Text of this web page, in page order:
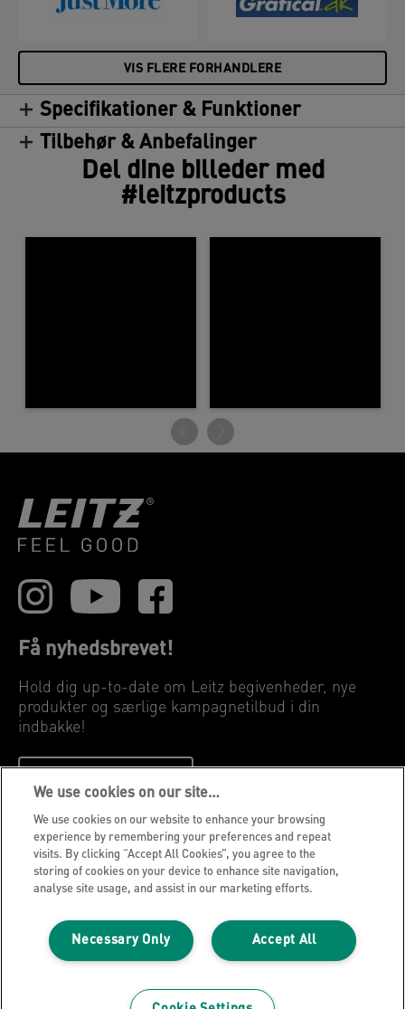
VIS FLERE FORHANDLERE
Specifikationer & Funktioner
Tilbehør & Anbefalinger
Del dine billeder med
#leitzproducts
Få nyhedsbrevet!
Hold dig up-to-date om Leitz begivenheder, nye
produkter og særlige kampagnetilbud i din
indbakke!
Privatlivspolitik
Cookies
Juridisk meddelelse
Aftryk
Administrer mine data
We use cookies on our site…
We use cookies on our website to enhance your browsing
experience by remembering your preferences and repeat
visits. By clicking “Accept All Cookies”, you agree to the
storing of cookies on your device to enhance site navigation,
analyse site usage, and assist in our marketing efforts.
Accept All
Necessary Only